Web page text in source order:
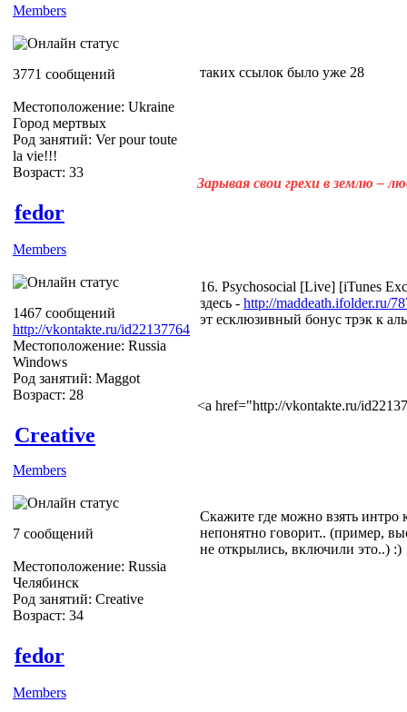
Members
3771 сообщений
Местоположение: Ukraine
Город мертвых
Род занятий: Ver pour toute
la vie!!!
Возраст: 33
таких ссылок было уже 28
Зарывая свои грехи в землю –
fedor
Members
1467 сообщений
http://vkontakte.ru/id22137764
Местоположение: Russia
Windows
Род занятий: Maggot
Возраст: 28
16. Psychosocial [Live] [iTunes
здесь - http://maddeath.ifolder.ru/
эт есклюзивный бонус трэк к
<a href="http://vkontakte.ru/
Creative
Members
7 сообщений
Местоположение: Russia
Челябинск
Род занятий: Creative
Возраст: 34
Скажите где можно взять интро
непонятно говорит.. (пример,
не открылись, включили это..) :)
fedor
Members